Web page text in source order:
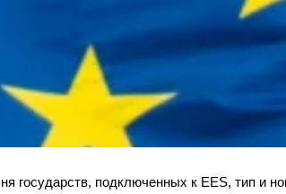
государств, подключенных к EES, тип и